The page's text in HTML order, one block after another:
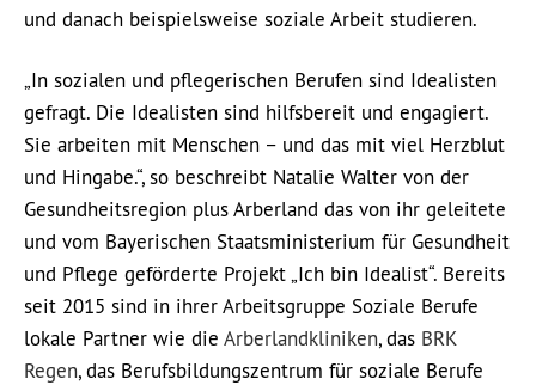
und danach beispielsweise soziale Arbeit studieren.
„In sozialen und pflegerischen Berufen sind Idealisten
gefragt. Die Idealisten sind hilfsbereit und engagiert.
Sie arbeiten mit Menschen – und das mit viel Herzblut
und Hingabe.“, so beschreibt Natalie Walter von der
Gesundheitsregion plus Arberland das von ihr geleitete
und vom Bayerischen Staatsministerium für Gesundheit
und Pflege geförderte Projekt „Ich bin Idealist“. Bereits
seit 2015 sind in ihrer Arbeitsgruppe Soziale Berufe
lokale Partner wie die Arberlandkliniken, das BRK
Regen, das Berufsbildungszentrum für soziale Berufe